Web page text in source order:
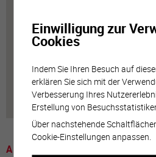
A voir
Einwilligung zur
Cookies
Indem Sie Ihren Besuch auf
erklären Sie sich mit der
Verbesserung Ihres
Erstellung von
Über nachstehende
Cookie-Einstellungen anpassen.